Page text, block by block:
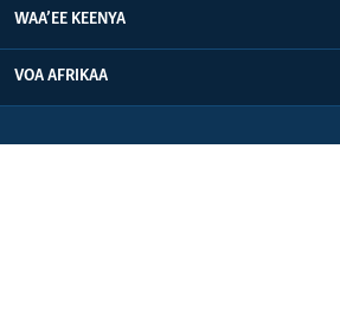
WAA’EE KEENYA
VOA AFRIKAA